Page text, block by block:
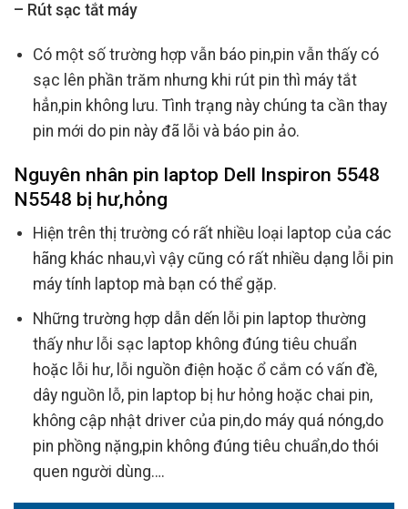
– Rút sạc tắt máy
Có một số trường hợp vẫn báo pin,pin vẫn thấy có
sạc lên phần trăm nhưng khi rút pin thì máy tắt
hẳn,pin không lưu. Tình trạng này chúng ta cần thay
pin mới do pin này đã lỗi và báo pin ảo.
Nguyên nhân pin laptop Dell Inspiron 5548
N5548 bị hư,hỏng
Hiện trên thị trường có rất nhiều loại laptop của các
hãng khác nhau,vì vậy cũng có rất nhiều dạng lỗi pin
máy tính laptop mà bạn có thể gặp.
Những trường hợp dẫn dến lỗi pin laptop thường
thấy như lỗi sạc laptop không đúng tiêu chuẩn
hoặc lỗi hư, lỗi nguồn điện hoặc ổ cắm có vấn đề,
dây nguồn lỗ, pin laptop bị hư hỏng hoặc chai pin,
không cập nhật driver của pin,do máy quá nóng,do
pin phồng nặng,pin không đúng tiêu chuẩn,do thói
quen người dùng….